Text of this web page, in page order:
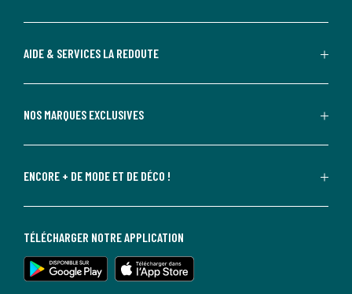
AIDE & SERVICES LA REDOUTE
NOS MARQUES EXCLUSIVES
ENCORE + DE MODE ET DE DÉCO !
TÉLÉCHARGER NOTRE APPLICATION